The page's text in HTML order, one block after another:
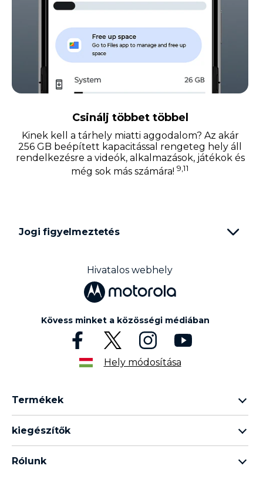
Csinálj többet többel
Kinek kell a tárhely miatti aggodalom? Az akár
256 GB beépített kapacitással rengeteg hely áll
rendelkezésre a videók, alkalmazások, játékok és
még sok más számára! 9,11
Jogi figyelmeztetés
Hivatalos webhely
Kövess minket a közösségi médiában
Hely módosítása
Termékek
g termékcsalád
kiegészítők
Rólunk